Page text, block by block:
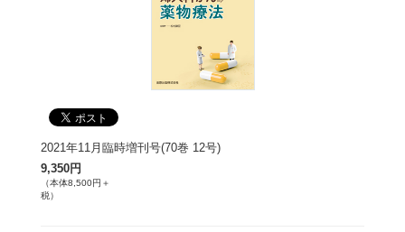
2021年11月臨時増刊号(70巻 12号)
9,350円
（本体8,500円＋
税）